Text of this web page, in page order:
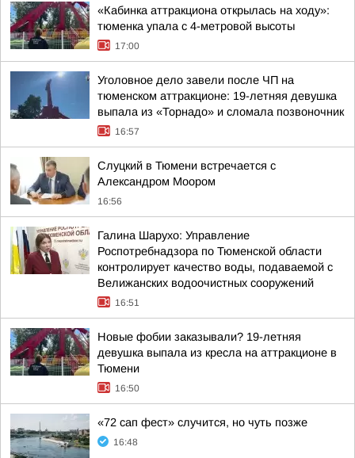
«Кабинка аттракциона открылась на ходу»:
тюменка упала с 4-метровой высоты
17:00
Уголовное дело завели после ЧП на
тюменском аттракционе: 19-летняя девушка
выпала из «Торнадо» и сломала позвоночник
16:57
Слуцкий в Тюмени встречается с
Александром Моором
16:56
Галина Шарухо: Управление
Роспотребнадзора по Тюменской области
контролирует качество воды, подаваемой с
Велижанских водоочистных сооружений
16:51
Новые фобии заказывали? 19-летняя
девушка выпала из кресла на аттракционе в
Тюмени
16:50
«72 сап фест» случится, но чуть позже
16:48